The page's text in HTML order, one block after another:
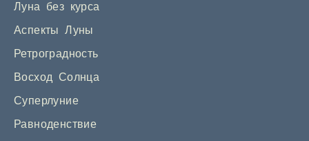
Луна без курса
Аспекты Луны
Ретроградность
Восход Солнца
Суперлуние
Равноденствие